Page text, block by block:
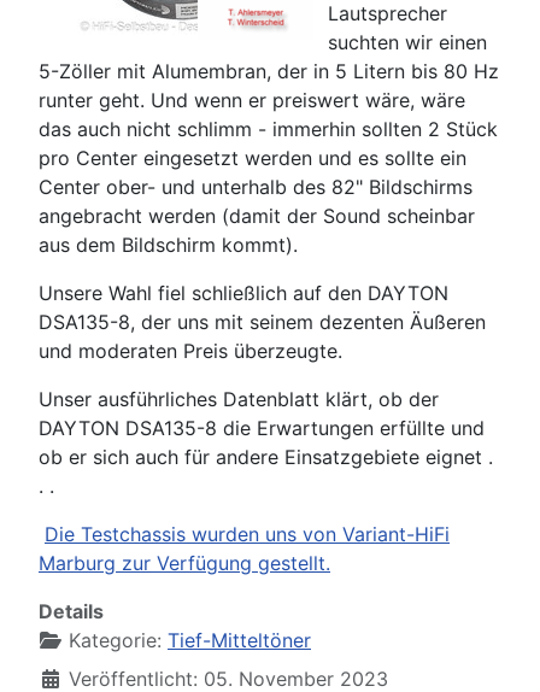
Lautsprecher
suchten wir einen
5-Zöller mit Alumembran, der in 5 Litern bis 80 Hz
runter geht. Und wenn er preiswert wäre, wäre
das auch nicht schlimm - immerhin sollten 2 Stück
pro Center eingesetzt werden und es sollte ein
Center ober- und unterhalb des 82" Bildschirms
angebracht werden (damit der Sound scheinbar
aus dem Bildschirm kommt).
Unsere Wahl fiel schließlich auf den DAYTON
DSA135-8, der uns mit seinem dezenten Äußeren
und moderaten Preis überzeugte.
Unser ausführliches Datenblatt klärt, ob der
DAYTON DSA135-8 die Erwartungen erfüllte und
ob er sich auch für andere Einsatzgebiete eignet .
. .
Die Testchassis wurden uns von Variant-HiFi
Marburg zur Verfügung gestellt.
Details
Kategorie: Tief-Mitteltöner
Veröffentlicht: 05. November 2023